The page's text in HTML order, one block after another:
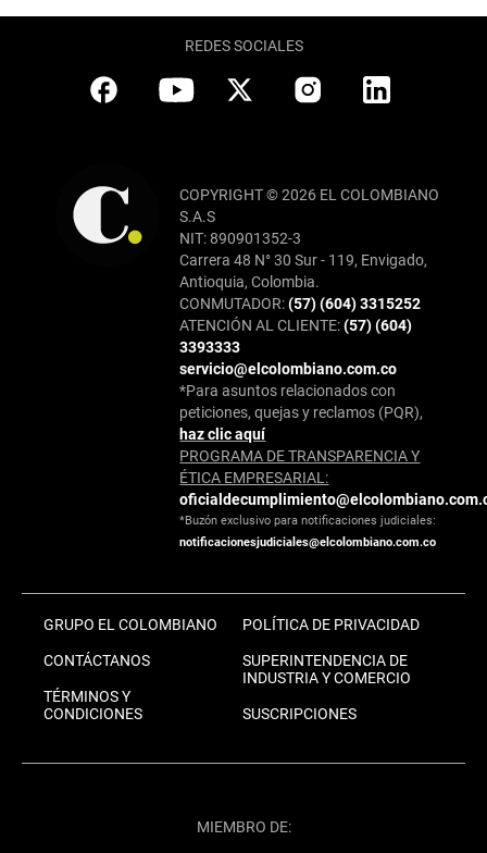
REDES SOCIALES
COPYRIGHT © 2026 EL COLOMBIANO
S.A.S
NIT: 890901352-3
Carrera 48 N° 30 Sur - 119, Envigado,
Antioquia, Colombia.
CONMUTADOR:(57) (604) 3315252
ATENCIÓN AL CLIENTE:(57) (604)
3393333
servicio@elcolombiano.com.co
*Para asuntos relacionados con
peticiones, quejas y reclamos (PQR),
haz clic aquí
PROGRAMA DE TRANSPARENCIA Y
ÉTICA EMPRESARIAL:
*Buzón exclusivo para notificaciones judiciales:
notificacionesjudiciales@elcolombiano.com.co
GRUPO EL COLOMBIANO
CONTÁCTANOS
TÉRMINOS Y
CONDICIONES
POLÍTICA DE PRIVACIDAD
SUPERINTENDENCIA DE
INDUSTRIA Y COMERCIO
SUSCRIPCIONES
MIEMBRO DE: